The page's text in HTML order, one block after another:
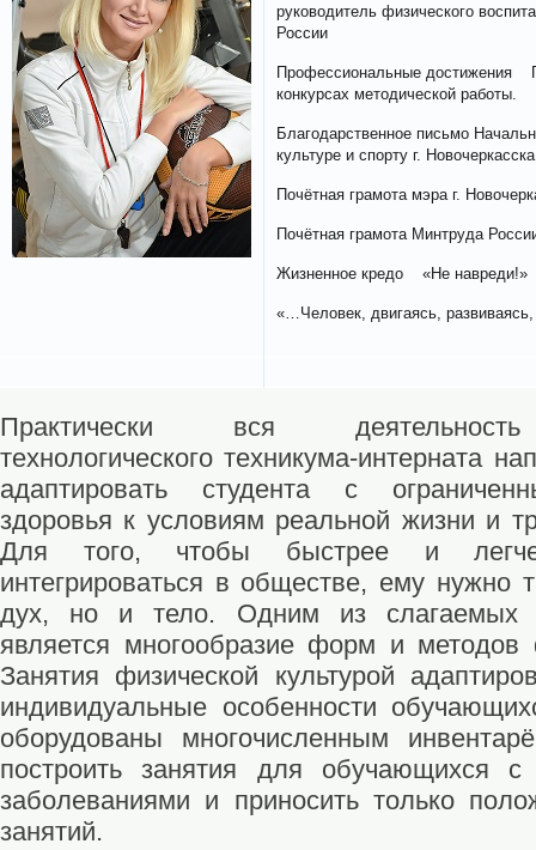
руководитель физического
России
Профессиональные достижения
конкурсах методической работы.
Благодарственное письмо
культуре и спорту г.
Почётная грамота мэра г.
Почётная грамота Минтруда
Жизненное кредо «Не навреди!»
«…Человек, двигаясь,
Практически вся деятельность
технологического техникума-интерната
адаптировать студента с
здоровья к условиям реальной жизни и
Для того, чтобы быстрее и легче
интегрироваться в обществе, ему нужно
дух, но и тело. Одним из слагаемых
является многообразие форм и методов
Занятия физической культурой
индивидуальные особенности
оборудованы многочисленным
построить занятия для обучающихся
заболеваниями и приносить только
занятий.